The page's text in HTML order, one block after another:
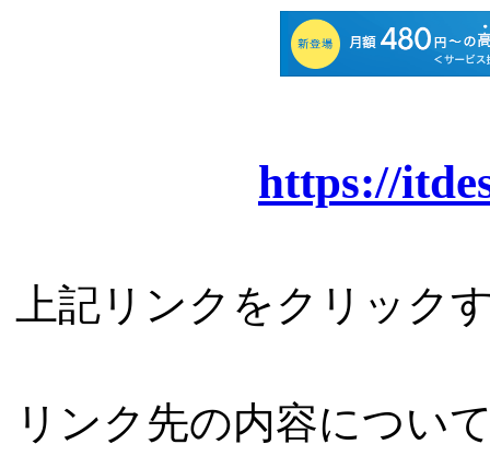
https://
上記リンクをクリック
リンク先の内容につい